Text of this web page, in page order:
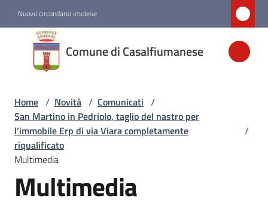
Nuovo circondario imolese
Comune di Casalfiumanese
Comune di
Casalfiumanese
Amministrazione
Novità
Menu selezionato
Servizi
Home / Novità / Comunicati /
San Martino in Pedriolo, taglio del nastro per
l’immobile Erp di via Viara completamente
riqualificato
/
Multimedia
Multimedia